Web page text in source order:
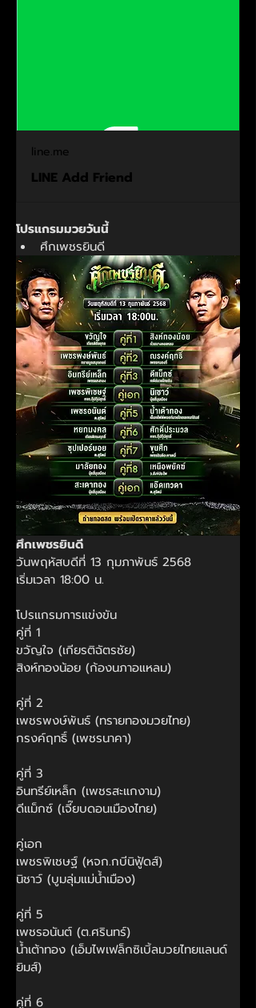
line.me
LINE Add Friend
โปรแกรมมวยวันนี้
ศึกเพชรยินดี
ศึกเพชรยินดี
วันพฤหัสบดีที่ 13 กุมภาพันธ์ 2568
เริ่มเวลา 18:00 น.
โปรแกรมการแข่งขัน
คู่ที่ 1
ขวัญใจ (เกียรติฉัตรชัย)
สิงห์ทองน้อย (ก้องนภาอแหลม)
คู่ที่ 2
เพชรพงษ์พันธ์ (ทรายทองมวยไทย)
กรงค์ฤทธิ์ (เพชรนาคา)
คู่ที่ 3
อินทรีย์เหล็ก (เพชรสะแกงาม)
ดีแม็กซ์ (เจี๊ยบดอนเมืองไทย)
คู่เอก
เพชรพิเชษฐ์ (หจก.กบีนิฟู้ดส์)
นิชาว์ (บูมลุ่มแม่น้ำเมือง)
คู่ที่ 5
เพชรอนันต์ (ต.ศรินทร์)
น้ำเต้าทอง (เอ็มไพเฟล็กซิเบิ้ลมวยไทยแลนด์
ยิมส์)
คู่ที่ 6